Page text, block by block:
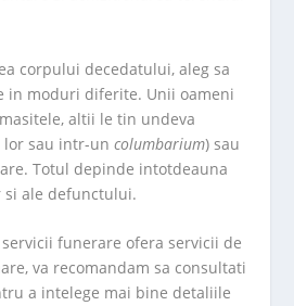
corpului decedatului, aleg sa
in moduri diferite. Unii oameni
altii le tin undeva
lor sau intr-uncolumbarium) sau
Totul depinde intotdeauna
ale defunctului.
funerare ofera servicii de
va recomandam sa consultati
a intelege mai bine detaliile